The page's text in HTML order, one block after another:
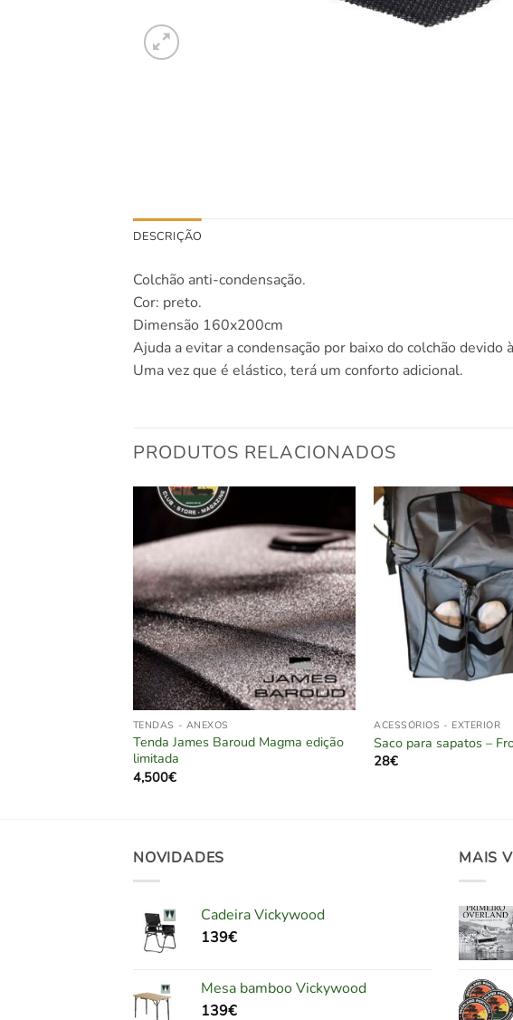
DESCRIÇÃO
Colchão anti-condensação.
Cor: preto.
Dimensão 160x200cm
Ajuda a evitar a condensação por baixo do colchão
Uma vez que é elástico, terá um conforto adicional.
PRODUTOS RELACIONADOS
TENDAS - ANEXOS
Tenda James Baroud Magma edição
limitada
4,500€
ACESSÓRIOS - EXTERIOR
Saco para sapatos –
28€
NOVIDADES
Cadeira Vickywood
139€
Mesa bamboo Vickywood
139€
MAIS